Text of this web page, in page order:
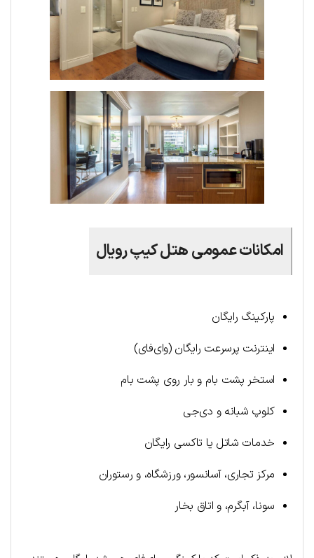
امکانات عمومی هتل کیپ رویال
پارکینگ رایگان
اینترنت پرسرعت رایگان (وای‌فای)
استخر پشت بام و بار روی پشت بام
کلوپ شبانه و دی‌جی
خدمات شاتل یا تاکسی رایگان
مرکز تجاری، آسانسور، ورزشگاه، و رستوران
سونا، آبگرم، و اتاق بخار